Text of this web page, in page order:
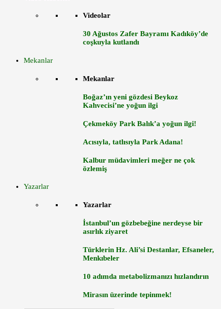
Videolar
30 Ağustos Zafer Bayramı Kadıköy’de
coşkuyla kutlandı
Mekanlar
Mekanlar
Boğaz’ın yeni gözdesi Beykoz
Kahvecisi’ne yoğun ilgi
Çekmeköy Park Balık’a yoğun ilgi!
Acısıyla, tatlısıyla Park Adana!
Kalbur müdavimleri meğer ne çok
özlemiş
Yazarlar
Yazarlar
İstanbul’un gözbebeğine nerdeyse bir
asırlık ziyaret
Türklerin Hz. Ali’si Destanlar, Efsaneler,
Menkıbeler
10 adımda metabolizmanızı hızlandırın
Mirasın üzerinde tepinmek!